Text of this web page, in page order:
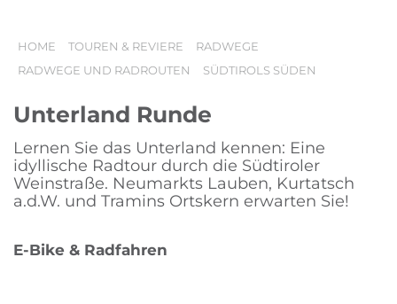
HOME TOUREN & REVIERE
RADWEGE
RADWEGE UND RADROUTEN
SÜDTIROLS SÜDEN
Unterland Runde
Lernen Sie das Unterland kennen: Eine
idyllische Radtour durch die Südtiroler
Weinstraße. Neumarkts Lauben, Kurtatsch
a.d.W. und Tramins Ortskern erwarten Sie!
E-Bike & Radfahren